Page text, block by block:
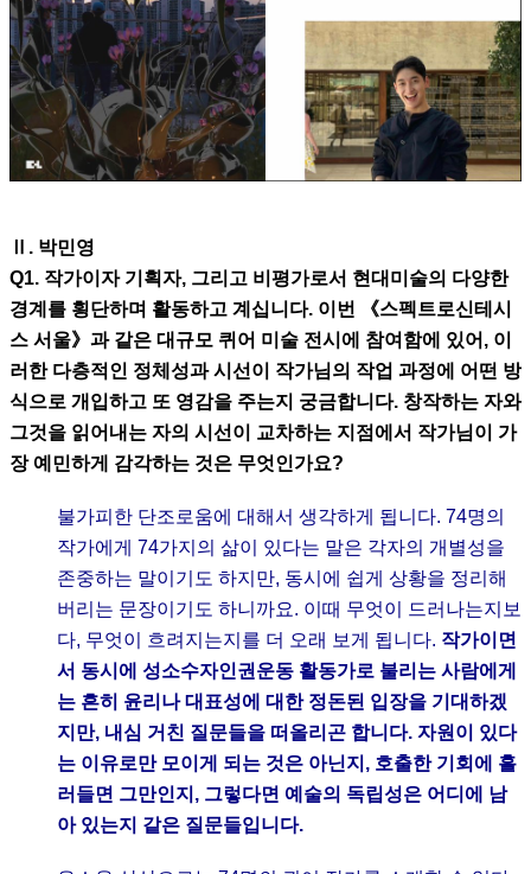
Ⅱ. 박민영
Q1. 작가이자 기획자, 그리고 비평가로서 현대미술의 다양한
경계를 횡단하며 활동하고 계십니다. 이번 《스펙트로신테시
스 서울》과 같은 대규모 퀴어 미술 전시에 참여함에 있어, 이
러한 다층적인 정체성과 시선이 작가님의 작업 과정에 어떤 방
식으로 개입하고 또 영감을 주는지 궁금합니다. 창작하는 자와
그것을 읽어내는 자의 시선이 교차하는 지점에서 작가님이 가
장 예민하게 감각하는 것은 무엇인가요?
불가피한 단조로움에 대해서 생각하게 됩니다. 74명의
작가에게 74가지의 삶이 있다는 말은 각자의 개별성을
존중하는 말이기도 하지만, 동시에 쉽게 상황을 정리해
버리는 문장이기도 하니까요. 이때 무엇이 드러나는지보
다, 무엇이 흐려지는지를 더 오래 보게 됩니다. 작가이면
서 동시에 성소수자인권운동 활동가로 불리는 사람에게
는 흔히 윤리나 대표성에 대한 정돈된 입장을 기대하겠
지만, 내심 거친 질문들을 떠올리곤 합니다. 자원이 있다
는 이유로만 모이게 되는 것은 아닌지, 호출한 기회에 흘
러들면 그만인지, 그렇다면 예술의 독립성은 어디에 남
아 있는지 같은 질문들입니다.